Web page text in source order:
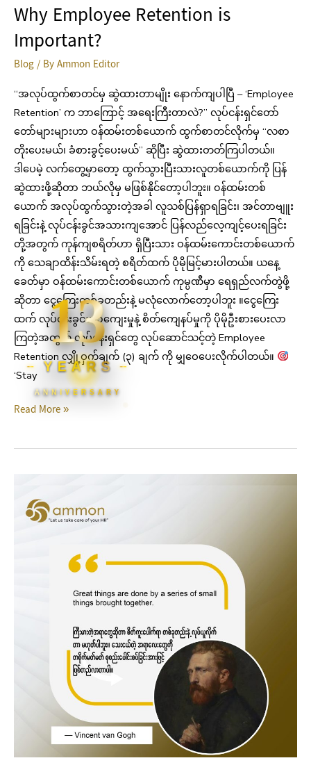
13
YEARS
ANNIVERSARY
Why Employee Retention is
Important?
Blog/ ByAmmon Editor
“အလုပ်ထွက်စာတင်မှ ဆွဲထားတာမျိုး နောက်ကျပါပြီ – ‘Employee
Retention’ က ဘာကြောင့် အရေးကြီးတာလဲ?” လုပ်ငန်းရှင်တော်
တော်များများဟာ ဝန်ထမ်းတစ်ယောက် ထွက်စာတင်လိုက်မှ “လစာ
တိုးပေးမယ်၊ ခံစားခွင့်ပေးမယ်” ဆိုပြီး ဆွဲထားတတ်ကြပါတယ်။
ဒါပေမဲ့ လက်တွေ့မှာတော့ ထွက်သွားပြီးသားလူတစ်ယောက်ကို ပြန်
ဆွဲထားဖို့ဆိုတာ ဘယ်လိုမှ မဖြစ်နိုင်တော့ပါဘူး။ ၀န်ထမ်းတစ်
ယောက် အလုပ်ထွက်သွားတဲ့အခါ လူသစ်ပြန်ရှာရခြင်း၊ အင်တာဗျူး
ရခြင်းနဲ့ လုပ်ငန်းခွင်အသားကျအောင် ပြန်လည်လေ့ကျင့်ပေးရခြင်း
တို့အတွက် ကုန်ကျစရိတ်ဟာ ရှိပြီးသား ဝန်ထမ်းကောင်းတစ်ယောက်
ကို သေချာထိန်းသိမ်းရတဲ့ စရိတ်ထက် ပိုမိုမြင့်မားပါတယ်။ ယနေ့
ခေတ်မှာ ဝန်ထမ်းကောင်းတစ်ယောက် ကုမ္ပဏီမှာ ရေရှည်လက်တွဲဖို့
ဆိုတာ ငွေကြေးတစ်ခုတည်းနဲ့ မလုံလောက်တော့ပါဘူး ။ငွေကြေး
ထက် လုပ်ငန်းခွင်ယဉ်ကျေးမှုနဲ့ စိတ်ကျေနပ်မှုကို ပိုမိုဦးစားပေးလာ
ကြတဲ့အတွက် လုပ်ငန်းရှင်တွေ လုပ်ဆောင်သင့်တဲ့ Employee
Retention လျှို့ဝှက်ချက် (၃) ချက် ကို မျှဝေပေးလိုက်ပါတယ်။
‘Stay
Read More »
Quote